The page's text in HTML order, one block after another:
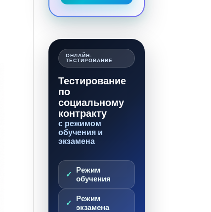
ОНЛАЙН-
ТЕСТИРОВАНИЕ
Тестирование
по
социальному
контракту
с режимом
обучения и
экзамена
Режим
обучения
Режим
экзамена